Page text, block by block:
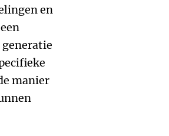
en
generatie
manier